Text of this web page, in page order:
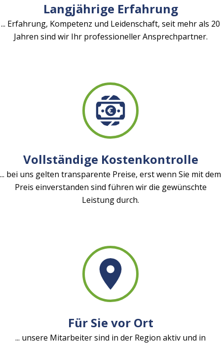
Langjährige Erfahrung
... Erfahrung, Kompetenz und Leidenschaft, seit mehr als 20
Jahren sind wir Ihr professioneller Ansprechpartner.
Vollständige Kostenkontrolle
... bei uns gelten transparente Preise, erst wenn Sie mit dem
Preis einverstanden sind führen wir die gewünschte
Leistung durch.
Für Sie vor Ort
... unsere Mitarbeiter sind in der Region aktiv und in